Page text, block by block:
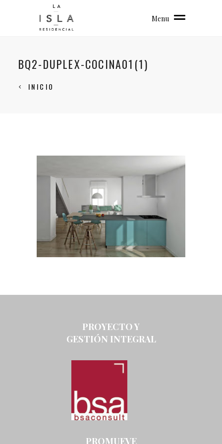
Menu
BQ2-DUPLEX-COCINA01(1)
INICIO
PROYECTO Y
GESTIÓN INTEGRAL
PROMUEVE